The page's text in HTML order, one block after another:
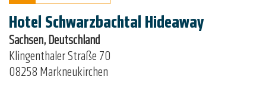
Hotel Schwarzbachtal Hideaway
Sachsen, Deutschland
Klingenthaler Straße 70
08258 Markneukirchen